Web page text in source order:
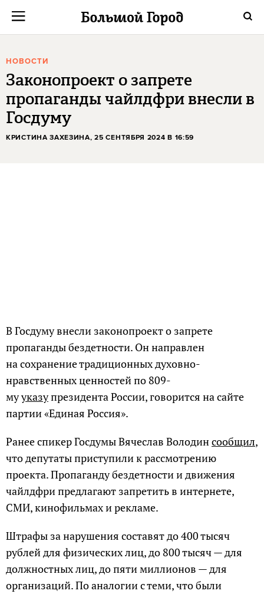
НОВОСТИ
Законопроект о запрете
пропаганды чайлдфри внесли в
Госдуму
КРИСТИНА ЗАХЕЗИНА, 25 СЕНТЯБРЯ 2024 В 16:59
В Госдуму внесли законопроект о запрете
пропаганды бездетности. Он направлен
на сохранение традиционных духовно-
нравственных ценностей по 809-
мууказупрезидента России, говорится на сайте
партии «Единая Россия».
Ранее спикер Госдумы Вячеслав Володинсообщил,
что депутаты приступили к рассмотрению
проекта. Пропаганду бездетности и движения
чайлдфри предлагают запретить в интернете,
СМИ, кинофильмах и рекламе.
Штрафы за нарушения составят до 400 тысяч
рублей для физических лиц, до 800 тысяч — для
должностных лиц, до пяти миллионов — для
организаций. По аналогии с теми, что были